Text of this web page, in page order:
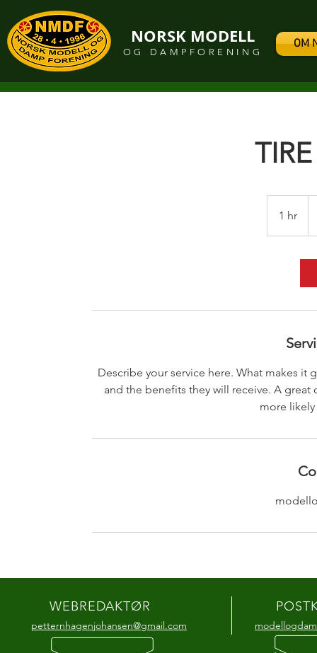
NORSK MODELL
OG DAMPFORENING
OM
1 hr1
h
Describe your service here. What makes it
and the benefits they will receive. A
more
WEBREDAKTØR
petternhagenjohansen@gmail.com